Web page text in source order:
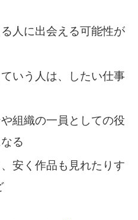
人に出会える可能性が
いう人は、したい仕事
組織の一員としての役
る
安く作品も見れたりす